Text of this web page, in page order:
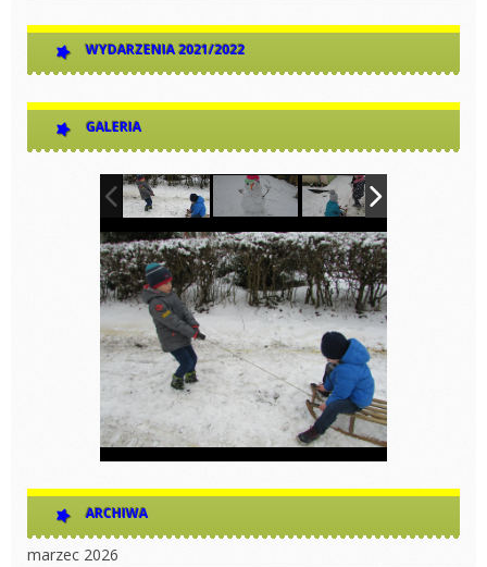
WYDARZENIA 2021/2022
GALERIA
ARCHIWA
marzec 2026